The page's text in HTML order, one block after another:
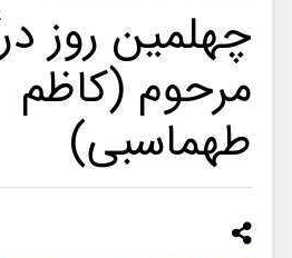
چهلمین روز
مرحوم (کاظم
طهماسبی)